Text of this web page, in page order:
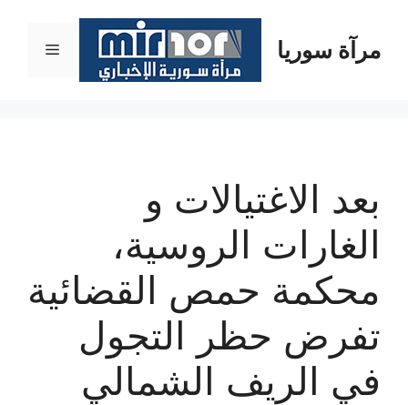
المحتوىمرآة سوريا القائمة
بعد الاغتيالات و
الغارات الروسية،
محكمة حمص القضائية
تفرض حظر التجول
في الريف الشمالي